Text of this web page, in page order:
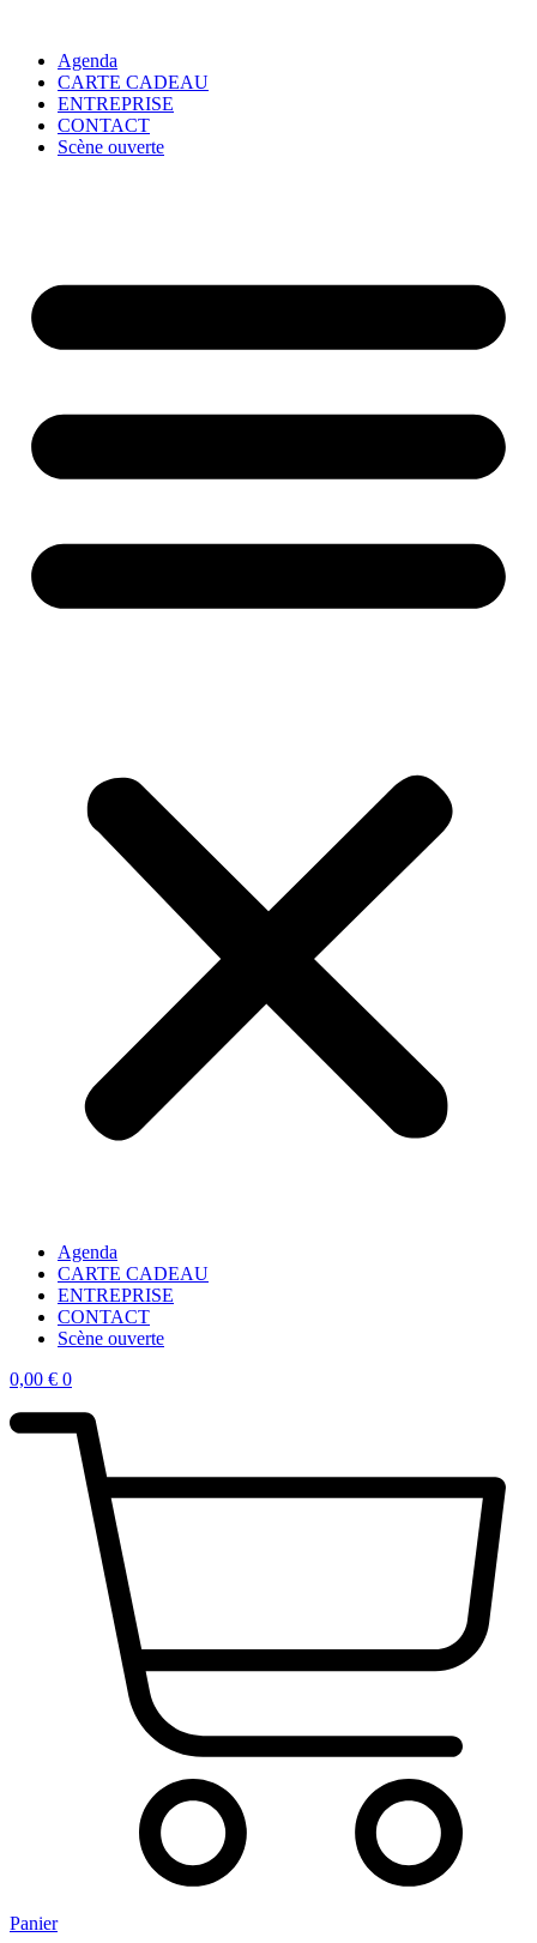
Agenda
CARTE CADEAU
ENTREPRISE
CONTACT
Scène ouverte
Agenda
CARTE CADEAU
ENTREPRISE
CONTACT
Scène ouverte
0,00 € 0
Panier